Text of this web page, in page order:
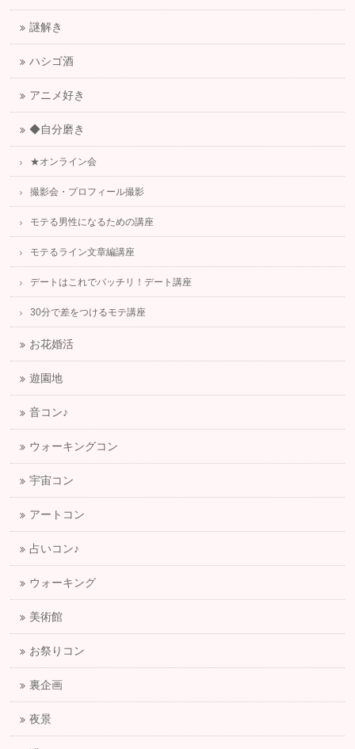
謎解き
ハシゴ酒
アニメ好き
◆自分磨き
★オンライン会
撮影会・プロフィール撮影
モテる男性になるための講座
モテるライン文章編講座
デートはこれでバッチリ！デート講座
30分で差をつけるモテ講座
お花婚活
遊園地
音コン♪
ウォーキングコン
宇宙コン
アートコン
占いコン♪
ウォーキング
美術館
お祭りコン
裏企画
夜景